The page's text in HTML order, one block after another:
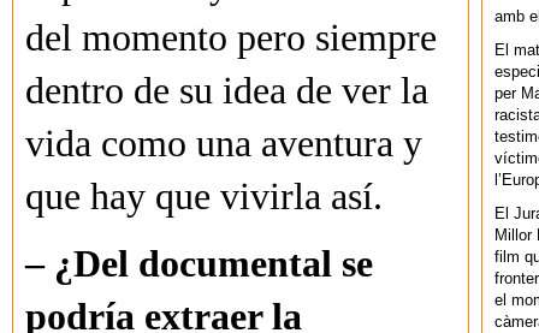
del momento pero siempre
dentro de su idea de ver la
vida como una aventura y
que hay que vivirla así.
– ¿Del documental se
podría extraer la
amb
El
per
El
Millor
film
el